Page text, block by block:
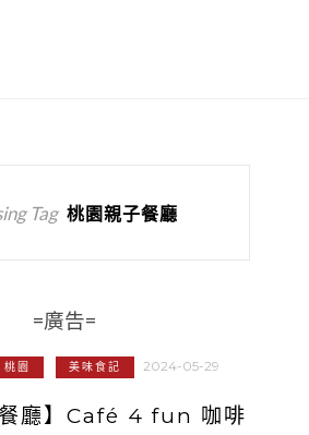
Tag 桃園親子餐廳
=廣告=
桃園 美味食記 2024-05-29
餐廳】Café 4 fun 咖啡